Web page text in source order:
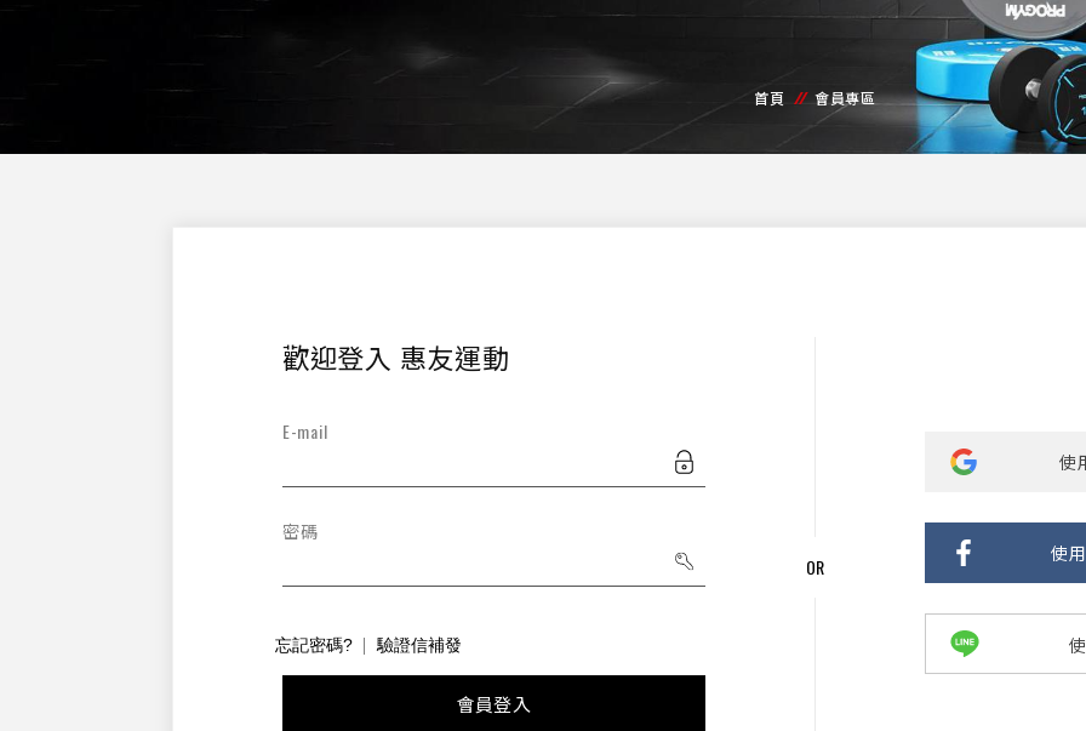
首頁 會員專區
歡迎登入 惠友運動
E-mail
密碼
忘記密碼? 驗證信補發
會員登入
使
使